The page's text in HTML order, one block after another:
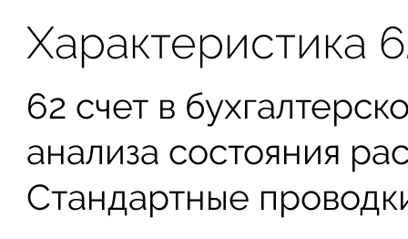
Характеристика
62 счет в
анализа состояния
Стандартные